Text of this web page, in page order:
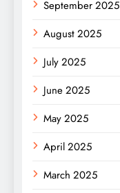
September 2025
August 2025
July 2025
June 2025
May 2025
April 2025
March 2025